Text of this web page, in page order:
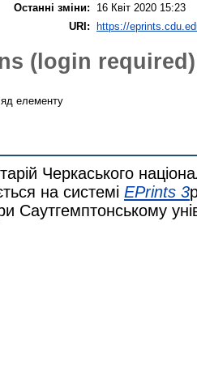
Останні зміни:
16 Квіт 2020 15:23
URI: https://
(login required)
елементу
Черкаського
на системі EPrints 3
Саутгемптонському